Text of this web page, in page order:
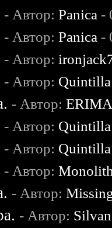
- Автор:Panica -
- Автор:Panica -
- Автор:
- Автор: Quintilla
- Автор:
- Автор: Quintilla
- Автор: Quintilla
- Автор:
- Автор:
- Автор: